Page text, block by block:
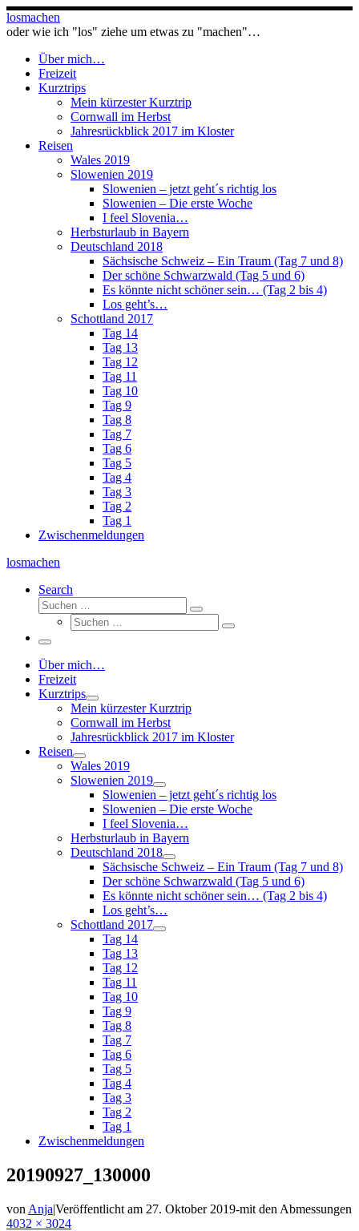
Zum
Inhalt
losmachen
oder wie ich "los" ziehe um etwas zu "machen"…
Über mich…
Freizeit
Kurztrips
Mein kürzester Kurztrip
Cornwall im Herbst
Jahresrückblick 2017 im Kloster
Reisen
Wales 2019
Slowenien 2019
Slowenien – jetzt geht´s richtig los
Slowenien – Die erste Woche
I feel Slovenia…
Herbsturlaub in Bayern
Deutschland 2018
Sächsische Schweiz – Ein Traum (Tag 7 und 8)
Der schöne Schwarzwald (Tag 5 und 6)
Es könnte nicht schöner sein… (Tag 2 bis 4)
Los geht’s…
Schottland 2017
Tag 14
Tag 13
Tag 12
Tag 11
Tag 10
Tag 9
Tag 8
Tag 7
Tag 6
Tag 5
Tag 4
Tag 3
Tag 2
Tag 1
Zwischenmeldungen
losmachen
Search
Suche
Suchen
Suche
Suchen
Menü
Über mich…
Freizeit
Kurztrips
Mein kürzester Kurztrip
Cornwall im Herbst
Jahresrückblick 2017 im Kloster
Reisen
Wales 2019
Slowenien 2019
Slowenien – jetzt geht´s richtig los
Slowenien – Die erste Woche
I feel Slovenia…
Herbsturlaub in Bayern
Deutschland 2018
Sächsische Schweiz – Ein Traum (Tag 7 und 8)
Der schöne Schwarzwald (Tag 5 und 6)
Es könnte nicht schöner sein… (Tag 2 bis 4)
Los geht’s…
Schottland 2017
Tag 14
Tag 13
Tag 12
Tag 11
Tag 10
Tag 9
Tag 8
Tag 7
Tag 6
Tag 5
Tag 4
Tag 3
Tag 2
Tag 1
Zwischenmeldungen
20190927_130000
von Anja|Veröffentlicht am 27. Oktober 2019-mit den Abmessungen
4032 × 3024